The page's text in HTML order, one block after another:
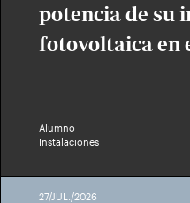
potencia de su
fotovoltaica en
Alumno
Instalaciones
27/JUL./2026